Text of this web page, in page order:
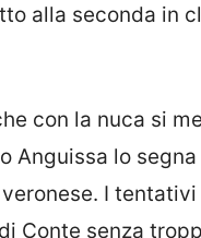
alla seconda in
con la nuca si
Anguissa lo segna
I
Conte senza